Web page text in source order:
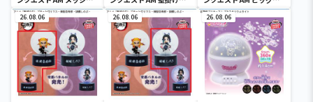
タイプ円座クッション ス
ライム＆メタルスライム
計 ～モンスターがいっぱ
い！編～
リアフィギュア スライム
ナイト＆メタルライダー
26.08.06 26.08.06 26.08.06